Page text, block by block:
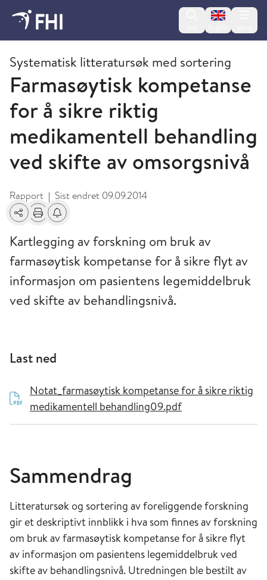
Change
2009 og eldre publikasjoner fra FHI
Systematisk litteratursøk med sortering
Farmasøytisk kompetanse
for å sikre riktig
medikamentell behandling
ved skifte av omsorgsnivå
Rapport | Sist endret 09.09.2014
Del Skriv utFå varsel om endringer
Kartlegging av forskning om bruk av
farmasøytisk kompetanse for å sikre flyt av
informasjon om pasientens legemiddelbruk
ved skifte av behandlingsnivå.
Last ned
Notat_farmasøytisk kompetanse for å sikre riktig
medikamentell behandling09.pdf
Sammendrag
Litteratursøk og sortering av foreliggende forskning
gir et deskriptivt innblikk i hva som finnes av forskning
om bruk av farmasøytisk kompetanse for å sikre flyt
av informasjon om pasientens legemiddelbruk ved
skifte av behandlingsnivå. Utredningen ble bestilt av